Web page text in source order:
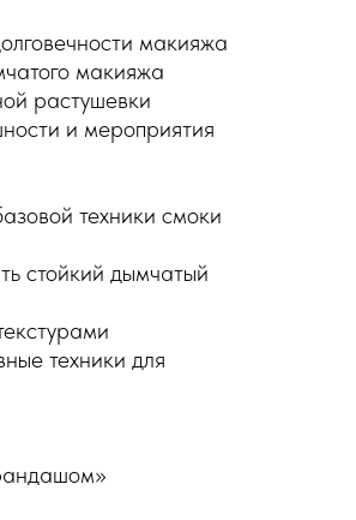
макияжа
макияжа
растушевки
и мероприятия
техники смоки
стойкий дымчатый
техники для